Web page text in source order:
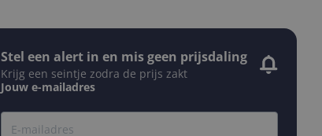
Stel een alert in en mis geen prijsdaling
Krijg een seintje zodra de prijs zakt
Jouw e-mailadres